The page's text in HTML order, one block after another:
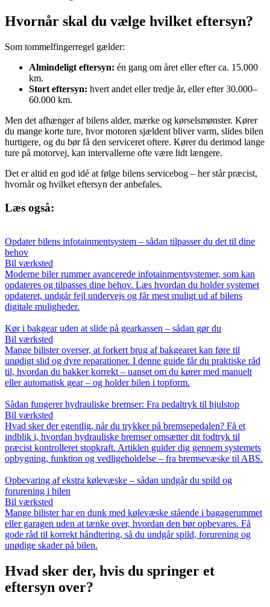
Hvornår skal du vælge hvilket eftersyn?
Som tommelfingerregel gælder:
Almindeligt eftersyn: én gang om året eller efter ca. 15.000
km.
Stort eftersyn: hvert andet eller tredje år, eller efter 30.000–
60.000 km.
Men det afhænger af bilens alder, mærke og kørselsmønster. Kører
du mange korte ture, hvor motoren sjældent bliver varm, slides bilen
hurtigere, og du bør få den serviceret oftere. Kører du derimod lange
ture på motorvej, kan intervallerne ofte være lidt længere.
Det er altid en god idé at følge bilens servicebog – her står præcist,
hvornår og hvilket eftersyn der anbefales.
Læs også:
Opdater bilens infotainmentsystem – sådan tilpasser du det til dine
behov
Bil værksted
Moderne biler rummer avancerede infotainmentsystemer, som kan
opdateres og tilpasses dine behov. Læs hvordan du holder systemet
opdateret, undgår fejl undervejs og får mest muligt ud af bilens
digitale muligheder.
Kør i bakgear uden at slide på gearkassen – sådan gør du
Bil værksted
Mange bilister overser, at forkert brug af bakgearet kan føre til
unødigt slid og dyre reparationer. I denne guide får du praktiske råd
til, hvordan du bakker korrekt – uanset om du kører med manuelt
eller automatisk gear – og holder bilen i topform.
Sådan fungerer hydrauliske bremser: Fra pedaltryk til hjulstop
Bil værksted
Hvad sker der egentlig, når du trykker på bremsepedalen? Få et
indblik i, hvordan hydrauliske bremser omsætter dit fodtryk til
præcist kontrolleret stopkraft. Artiklen guider dig gennem systemets
opbygning, funktion og vedligeholdelse – fra bremsevæske til ABS.
Opbevaring af ekstra kølevæske – sådan undgår du spild og
forurening i bilen
Bil værksted
Mange bilister har en dunk med kølevæske stående i bagagerummet
eller garagen uden at tænke over, hvordan den bør opbevares. Få
gode råd til korrekt håndtering, så du undgår spild, forurening og
unødige skader på bilen.
Hvad sker der, hvis du springer et
eftersyn over?